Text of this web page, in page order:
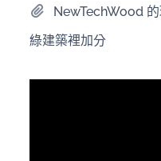
NewTechWood
綠建築裡加分